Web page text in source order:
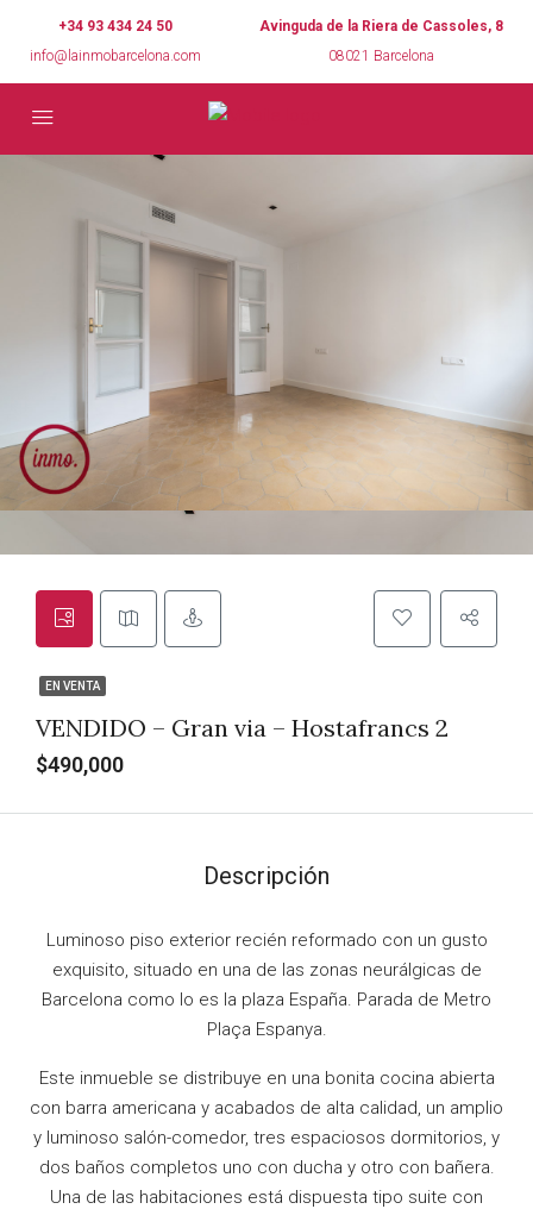
+34 93 434 24 50
info@lainmobarcelona.com
Avinguda de la Riera de Cassoles, 8
08021 Barcelona
EN VENTA
VENDIDO – Gran via – Hostafrancs 2
$490,000
Descripción
Luminoso piso exterior recién reformado con un gusto
exquisito, situado en una de las zonas neurálgicas de
Barcelona como lo es la plaza España. Parada de Metro
Plaça Espanya.
Este inmueble se distribuye en una bonita cocina abierta
con barra americana y acabados de alta calidad, un amplio
y luminoso salón-comedor, tres espaciosos dormitorios, y
dos baños completos uno con ducha y otro con bañera.
Una de las habitaciones está dispuesta tipo suite con